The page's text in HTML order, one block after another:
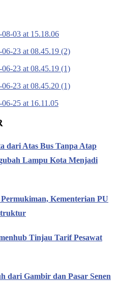
dari Atas Bus Tanpa Atap
Lampu Kota Menjadi
Kementerian PU
Tinjau Tarif Pesawat
dari Gambir dan Pasar Senen